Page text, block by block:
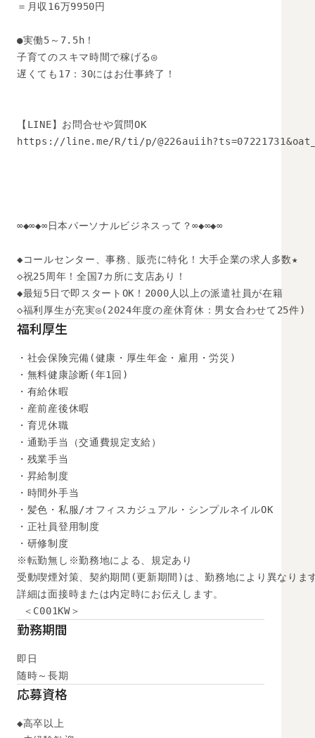
＝月収16万9950円
●実働5～7.5h！
子育てのスキマ時間で稼げる◎
遅くても17：30にはお仕事終了！
【LINE】お問合せや質問OK
https://line.me/R/ti/p/
∞◆∞◆∞日本パーソナルビジネスって？∞◆∞◆∞
◆コールセンター、事務、販売に特化！大手企業の求人多数★
◇祝25周年！全国7カ所に支店あり！
◆最短5日で即スタートOK！2000人以上の派遣社員が在籍
◇福利厚生が充実◎(2024年度の産休育休：男女合わせて25件)
福利厚生
・社会保険完備(健康・厚生年金・雇用・労災)
・無料健康診断(年1回)
・有給休暇
・産前産後休暇
・育児休職
・通勤手当（交通費規定支給）
・残業手当
・昇給制度
・時間外手当
・髪色・私服/オフィスカジュアル・シンプルネイルOK
・正社員登用制度
・研修制度
※転勤無し※勤務地による、規定あり
受動喫煙対策、契約期間(更新期間)は、勤務地により異なりま
詳細は面接時または内定時にお伝えします。
＜C001KW＞
勤務期間
即日
随時～長期
応募資格
◆高卒以上